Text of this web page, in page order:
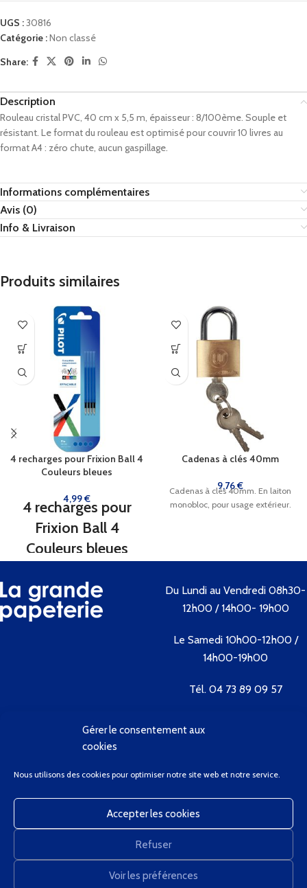
Gérer le consentement aux
cookies
Nous utilisons des cookies pour optimiser notre site web et notre service.
Accepter les cookies
Refuser
Voir les préférences
UGS :30816
Catégorie :Non classé
Share:
Description
Rouleau cristal PVC, 40 cm x 5,5 m, épaisseur : 8/100ème. Souple et
résistant. Le format du rouleau est optimisé pour couvrir 10 livres au
format A4 : zéro chute, aucun gaspillage.
Informations complémentaires
Avis (0)
Info & Livraison
Produits similaires
4 recharges pour Frixion Ball 4
Couleurs bleues
4,99€
4 recharges pour
Frixion Ball 4
Couleurs bleues
Cadenas à clés 40mm
9,76€
Cadenas à clés 40mm. En laiton
monobloc, pour usage extérieur.
Du Lundi au Vendredi 08h30-
12h00 / 14h00- 19h00
Le Samedi 10h00-12h00 /
14h00-19h00
Tél. 04 73 89 09 57
Contactez-nous
Bienvenue
Contactez-Nous
Client Privilège
Mon Compte
Panier